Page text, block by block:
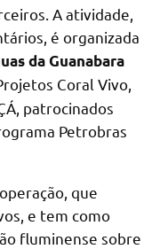
A atividade,
é organizada
da Guanabara
Coral Vivo,
patrocinados
Petrobras
que
e tem como
fluminense sobre